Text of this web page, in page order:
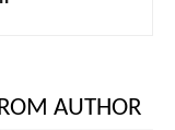
AUTHOR